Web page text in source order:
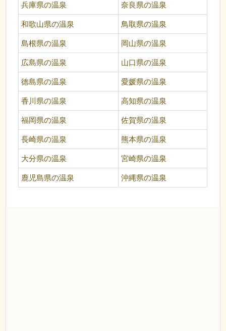
兵庫県の温泉 奈良県の温泉
和歌山県の温泉 鳥取県の温泉
島根県の温泉 岡山県の温泉
広島県の温泉 山口県の温泉
徳島県の温泉 愛媛県の温泉
香川県の温泉 高知県の温泉
福岡県の温泉 佐賀県の温泉
長崎県の温泉 熊本県の温泉
大分県の温泉 宮崎県の温泉
鹿児島県の温泉 沖縄県の温泉